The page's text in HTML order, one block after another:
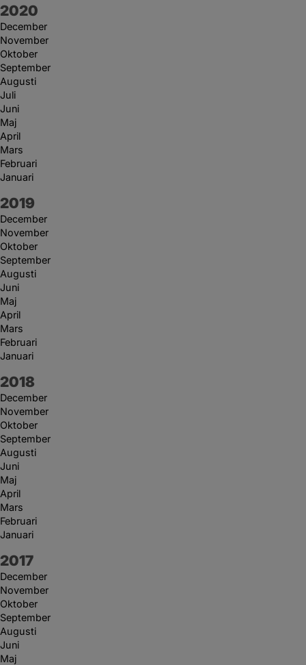
År:
2020
December
November
Oktober
September
Augusti
Juli
Juni
Maj
April
Mars
Februari
Januari
År:
2019
December
November
Oktober
September
Augusti
Juni
Maj
April
Mars
Februari
Januari
År:
2018
December
November
Oktober
September
Augusti
Juni
Maj
April
Mars
Februari
Januari
År:
2017
December
November
Oktober
September
Augusti
Juni
Maj